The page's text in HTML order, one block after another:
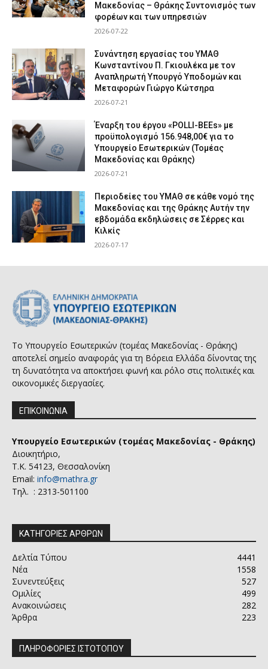
Μακεδονίας – Θράκης Συντονισμός των
φορέων και των υπηρεσιών
2026-07-22
Συνάντηση εργασίας του ΥΜΑΘ
Κωνσταντίνου Π. Γκιουλέκα με τον
Αναπληρωτή Υπουργό Υποδομών και
Μεταφορών Γιώργο Κώτσηρα
2026-07-21
Έναρξη του έργου «POLLI-BEEs» με
προϋπολογισμό 156.948,00€ για το
Υπουργείο Εσωτερικών (Τομέας
Μακεδονίας και Θράκης)
2026-07-21
Περιοδείες του ΥΜΑΘ σε κάθε νομό της
Μακεδονίας και της Θράκης Αυτήν την
εβδομάδα εκδηλώσεις σε Σέρρες και
Κιλκίς
2026-07-17
Το Υπουργείο Εσωτερικών (τομέας Μακεδονίας - Θράκης)
αποτελεί σημείο αναφοράς για τη Βόρεια Ελλάδα δίνοντας της
τη δυνατότητα να αποκτήσει φωνή και ρόλο στις πολιτικές και
οικονομικές διεργασίες.
ΕΠΙΚΟΙΝΩΝΙΑ
Υπουργείο Εσωτερικών (τομέας Μακεδονίας - Θράκης)
Διοικητήριο,
Τ.Κ. 54123, Θεσσαλονίκη
Email: info@mathra.gr
Τηλ. : 2313-501100
ΚΑΤΗΓΟΡΙΕΣ ΑΡΘΡΩΝ
Δελτία Τύπου
4441
Νέα
1558
Συνεντεύξεις
527
Ομιλίες
499
Ανακοινώσεις
282
Άρθρα
223
ΠΛΗΡΟΦΟΡΙΕΣ ΙΣΤΟΤΟΠΟΥ